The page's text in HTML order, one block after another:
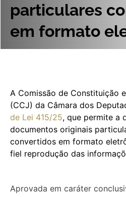
particulares
em formato
A Comissão de Constituição
(CCJ) da Câmara dos
de Lei 415/25, que permite a
documentos originais
convertidos em formato
fiel reprodução das
Aprovada em caráter